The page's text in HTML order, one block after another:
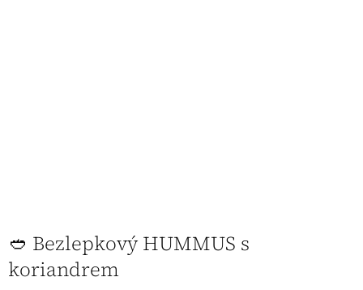
🥙 Bezlepkový HUMMUS s
koriandrem